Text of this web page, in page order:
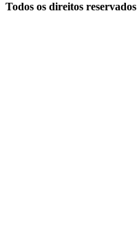
Todos os direitos reservados